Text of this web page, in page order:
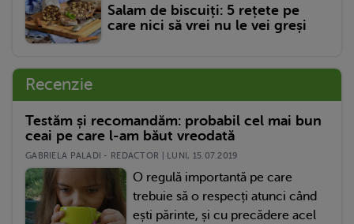
Salam de biscuiți: 5 rețete pe
care nici să vrei nu le vei greși
Recenzie
Testăm și recomandăm: probabil cel mai bun
ceai pe care l-am băut vreodată
GABRIELA PALADI - REDACTOR | LUNI, 15.07.2019
O regulă importantă pe care
trebuie să o respecți atunci când
ești părinte, și cu precădere acel